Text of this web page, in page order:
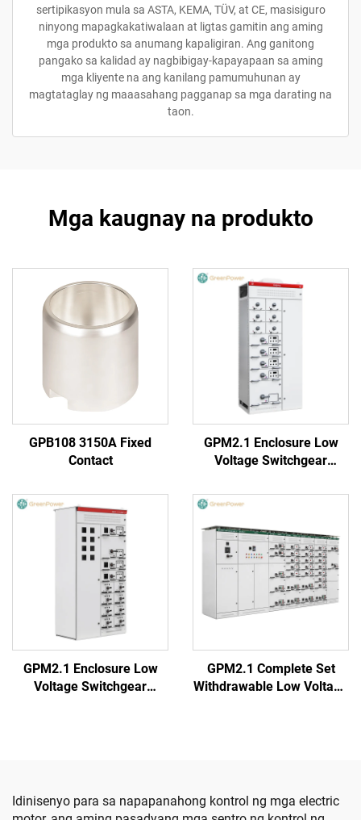
sertipikasyon mula sa ASTA, KEMA, TÜV, at CE, masisiguro
ninyong mapagkakatiwalaan at ligtas gamitin ang aming
mga produkto sa anumang kapaligiran. Ang ganitong
pangako sa kalidad ay nagbibigay-kapayapaan sa aming
mga kliyente na ang kanilang pamumuhunan ay
magtataglay ng maaasahang pagganap sa mga darating na
taon.
Mga kaugnay na produkto
GPB108 3150A Fixed
Contact
GPM2.1 Enclosure Low
Voltage Switchgear
GPM2.1 Enclosure Low
Voltage Switchgear
GPM2.1 Complete Set
Withdrawable Low Voltage
Idinisenyo para sa napapanahong kontrol ng mga electric